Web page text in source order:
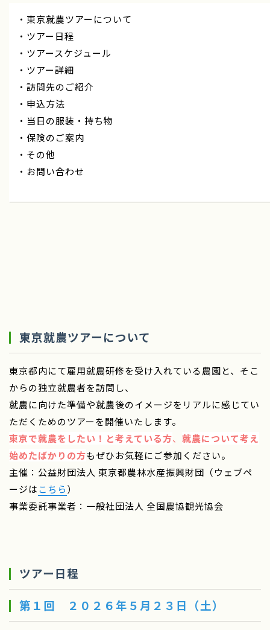
・東京就農ツアーについて
・ツアー日程
・ツアースケジュール
・ツアー詳細
・訪問先のご紹介
・申込方法
・当日の服装・持ち物
・保険のご案内
・その他
・お問い合わせ
東京就農ツアーについて
東京都内にて雇用就農研修を受け入れている農園と、そこ
からの独立就農者を訪問し、
就農に向けた準備や就農後のイメージをリアルに感じてい
ただくためのツアーを開催いたします。
東京で就農をしたい！と考えている方、 就農について考え
始めたばかりの方もぜひお気軽にご参加ください。
主催：公益財団法人 東京都農林水産振興財団（ウェブペ
ージはこちら）
事業委託事業者：一般社団法人 全国農協観光協会
ツアー日程
第１回 ２０２６年５月２３日（土）